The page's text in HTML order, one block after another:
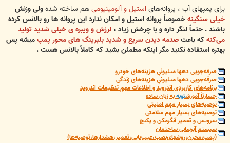
برای پمپهای آب ، پروانه‌هایاستیل و آلومینیومیهم ساخته شدهولی وزنش
خیلی سنگینهخصوصاً پروانه استیل و امکان ندارد این پروانه ها رو بالانس کرده
باشند . حتماً لنگر داره و با چرخش زیاد ، لرزش و ویبره ی خیلی شدید تولید
می‌کنهکه باعثصدمه دیدن سریع و شدید بلبرینگ های محور پمپمیشه پس
بهتره استفاده نکنید مگر اینکه مطمئن بشید که کاملاً بالانس هست .
صرفه‌جویی دهها میلیونیِ هزینه‌های خودرو
صرفه‌جویی دهها میلیونیِ هزینه‌های زندگی
برنامه‌های کاربردی اندروید و اطلاعات مهمِ تنظیمات اندروید
جسارتاً آموزشتوبهبه زبان ساده
توصیه‌های بسیار مهم امنیتی
توصیه‌های بسیار مهم سلامتی
سرویس و تعمیر آبگرمکن و پکیج
سیستم آبرسانی ساختمان
(پمپ،مخزن،روشهای‌نصب،عیب‌یابی،تعمیر،هشدارها،توصیه‌ها)